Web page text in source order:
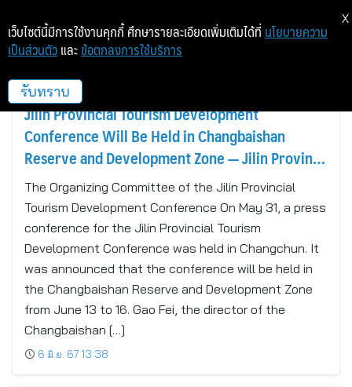
CHANGCHUN, CHINA
Jilin Provincial Tourism Development
Conference Will Be Held in Changbaishan
Reserve and Development Zone — Jilin Province
Embraces Cultural and Tourism Boom
The Organizing Committee of the Jilin Provincial
Tourism Development Conference On May 31, a press
conference for the Jilin Provincial Tourism
Development Conference was held in Changchun. It
was announced that the conference will be held in
the Changbaishan Reserve and Development Zone
from June 13 to 16. Gao Fei, the director of the
Changbaishan […]
6 มิ.ย. 67 13:38
เว็บไซต์นี้มีการใช้งานคุกกี้ ศึกษารายละเอียดเพิ่มเติมได้ที่ นโยบายความ
เป็นส่วนตัว และ ข้อตกลงการใช้บริการ
รับทราบ
X